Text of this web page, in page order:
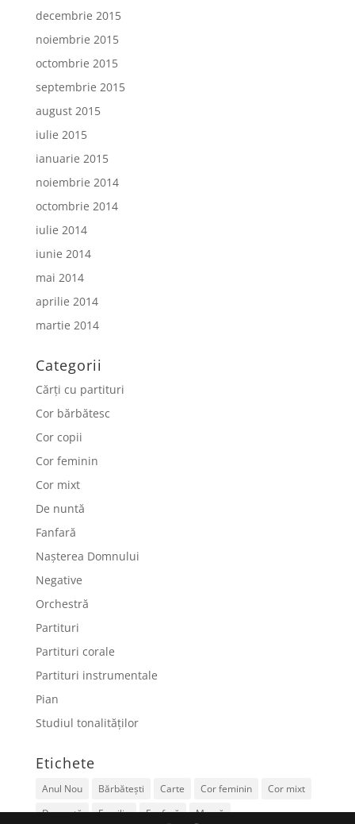
decembrie 2015
noiembrie 2015
octombrie 2015
septembrie 2015
august 2015
iulie 2015
ianuarie 2015
noiembrie 2014
octombrie 2014
iulie 2014
iunie 2014
mai 2014
aprilie 2014
martie 2014
Categorii
Cărți cu partituri
Cor bărbătesc
Cor copii
Cor feminin
Cor mixt
De nuntă
Fanfară
Nașterea Domnului
Negative
Orchestră
Partituri
Partituri corale
Partituri instrumentale
Pian
Studiul tonalităților
Etichete
Anul Nou Bărbătești Carte Cor feminin
Cor mixt
De nuntă
Familie Fanfară Mamă